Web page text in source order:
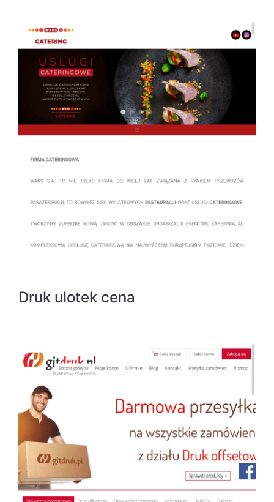
Druk ulotek cena